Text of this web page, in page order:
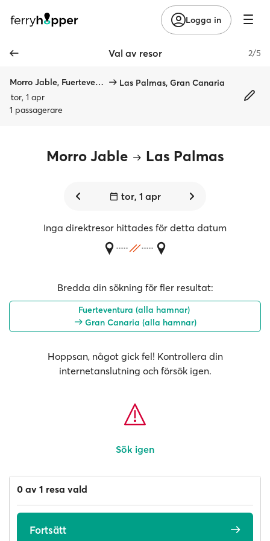
Logga in
Val av resor 2/5
Morro Jable, Fuerteventura
Las Palmas, Gran Canaria
tor, 1 apr
1 passagerare
Morro Jable Las Palmas
tor, 1 apr
Inga direktresor hittades för detta datum
Bredda din sökning för fler resultat:
Fuerteventura (alla hamnar)
Gran Canaria (alla hamnar)
Hoppsan, något gick fel! Kontrollera din
internetanslutning och försök igen.
Sök igen
0 av 1 resa vald
Fortsätt